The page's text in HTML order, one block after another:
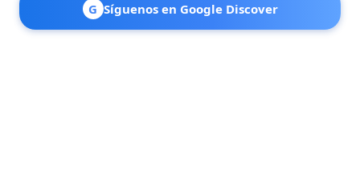
G Síguenos en Google Discover